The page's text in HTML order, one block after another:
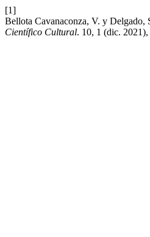
[1]
Bellota Cavanaconza, V. y Delgado,
Científico Cultural. 10, 1 (dic.